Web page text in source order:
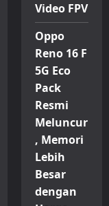
Video FPV
Oppo
Reno 16 F
5G Eco
Pack
Resmi
Meluncur
, Memori
Lebih
Besar
dengan